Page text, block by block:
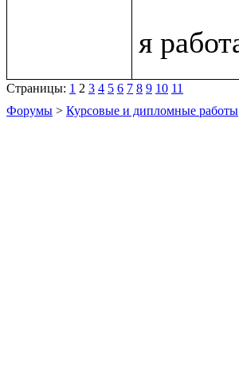
Страницы: 1 2 3 4 5 6 7 8 9 10 11
Форумы > Курсовые и дипломные работы